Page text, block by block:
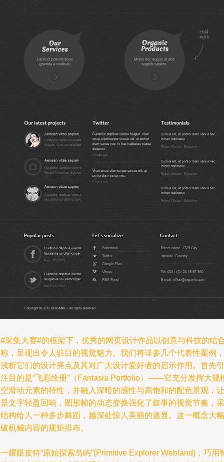
采集大赛#的框架下，优秀的网页设计作品以创意与科技的结
，呈现出令人驻目的视觉魅力。我们将详参几个代表性案例，
析它们的设计亮点及其对广大设计爱好者的启示作用。首先引
目的是“飞彩绘册”（Fantasia Portfolio）——它充分发挥大规
滑动元素的特性，并融入深暗的感性与高饱和的配色景观，让
文字轻盈回响，图形帧的动态变换强化了叙事的视觉节奏，采
构给人一种多步舞蹈，越深处惊人美丽的递显。这一概念大幅
机械内容的规矩排布。
耀眼皮特“原始探索岛屿”(Primitive Explorer Webland)，巧用